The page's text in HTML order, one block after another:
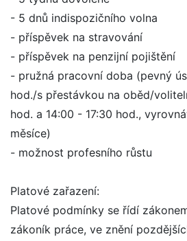
- 5 dnů indispozičního volna
- příspěvek na stravování
- příspěvek na penzijní pojištění
- pružná pracovní doba (pevný
hod./s přestávkou na oběd/
hod. a 14:00 - 17:30 hod.,
měsíce)
- možnost profesního růstu
Platové zařazení:
Platové podmínky se řídí
zákoník práce, ve znění